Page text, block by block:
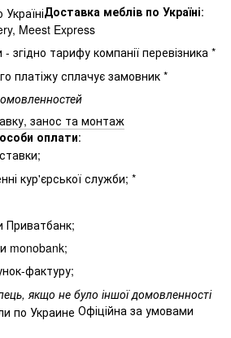
Доставка меблів по Україні:
Meest Express
згідно тарифу компанії перевізника *
платіжу сплачує замовник *
занос та монтаж
оплати:
кур'єрської служби; *
Приватбанк;
monobank;
фактуру;
якщо не було іншої домовленності
Офіційна за умовами